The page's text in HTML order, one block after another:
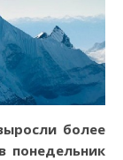
более
понедельник